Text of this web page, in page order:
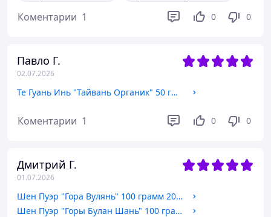
Коментарии 1 0 0
Павло Г.
02.07.2026
Те Гуань Инь "Тайвань Органик" 50 грамм
Коментарии 1 0 0
Дмитрий Г.
01.07.2026
Шен Пуэр "Гора Вулянь" 100 грамм 2020 год
Шен Пуэр "Горы Булан Шань" 100 грамм 2020 год